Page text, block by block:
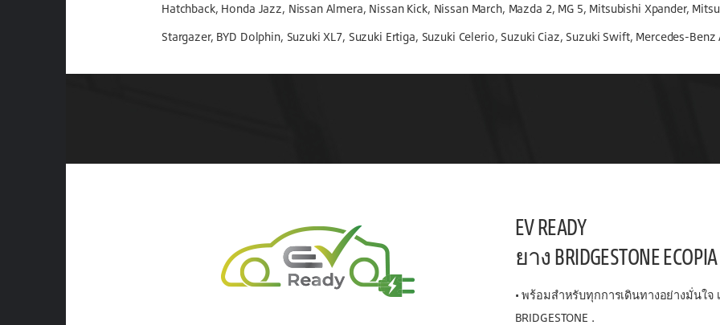
Hatchback, Honda Jazz, Nissan Almera, Nissan Kick, Nissan March, Mazda 2, MG 5, Mitsubishi Xpander,
Stargazer, BYD Dolphin, Suzuki XL7, Suzuki Ertiga, Suzuki Celerio, Suzuki Ciaz, Suzuki Swift, Mercedes-Benz
EV READY
ยาง BRIDGESTONE
• พร้อมสำหรับทุกการเดินทางอย่างมั่นใจ
BRIDGESTONE .